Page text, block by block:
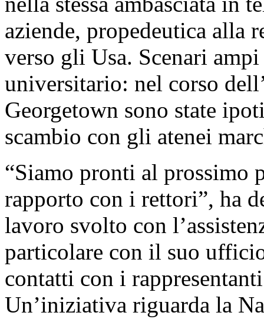
aziende, propedeutica alla
verso gli Usa. Scenari
universitario: nel corso
Georgetown sono state
scambio con gli atenei
“Siamo pronti al prossimo
rapporto con i rettori”, ha
lavoro svolto con
particolare con il suo
contatti con i
Un’iniziativa riguarda la